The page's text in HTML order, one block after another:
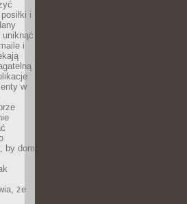
i
uniknąć
i
w
by dom
że